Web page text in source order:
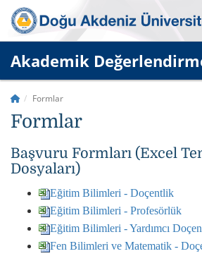
Akademik
Formlar
Formlar
Başvuru Formları (Excel
Dosyaları)
Eğitim Bilimleri - Doçentlik
Eğitim Bilimleri - Profesörlük
Eğitim Bilimleri - Yardımcı
Fen Bilimleri ve Matematik -